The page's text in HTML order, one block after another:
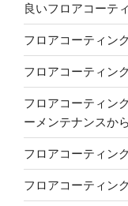
良いフロアコーテ
フロアコーティン
フロアコーティン
フロアコーティン
ーメンテナンスから
フロアコーティン
フロアコーティン